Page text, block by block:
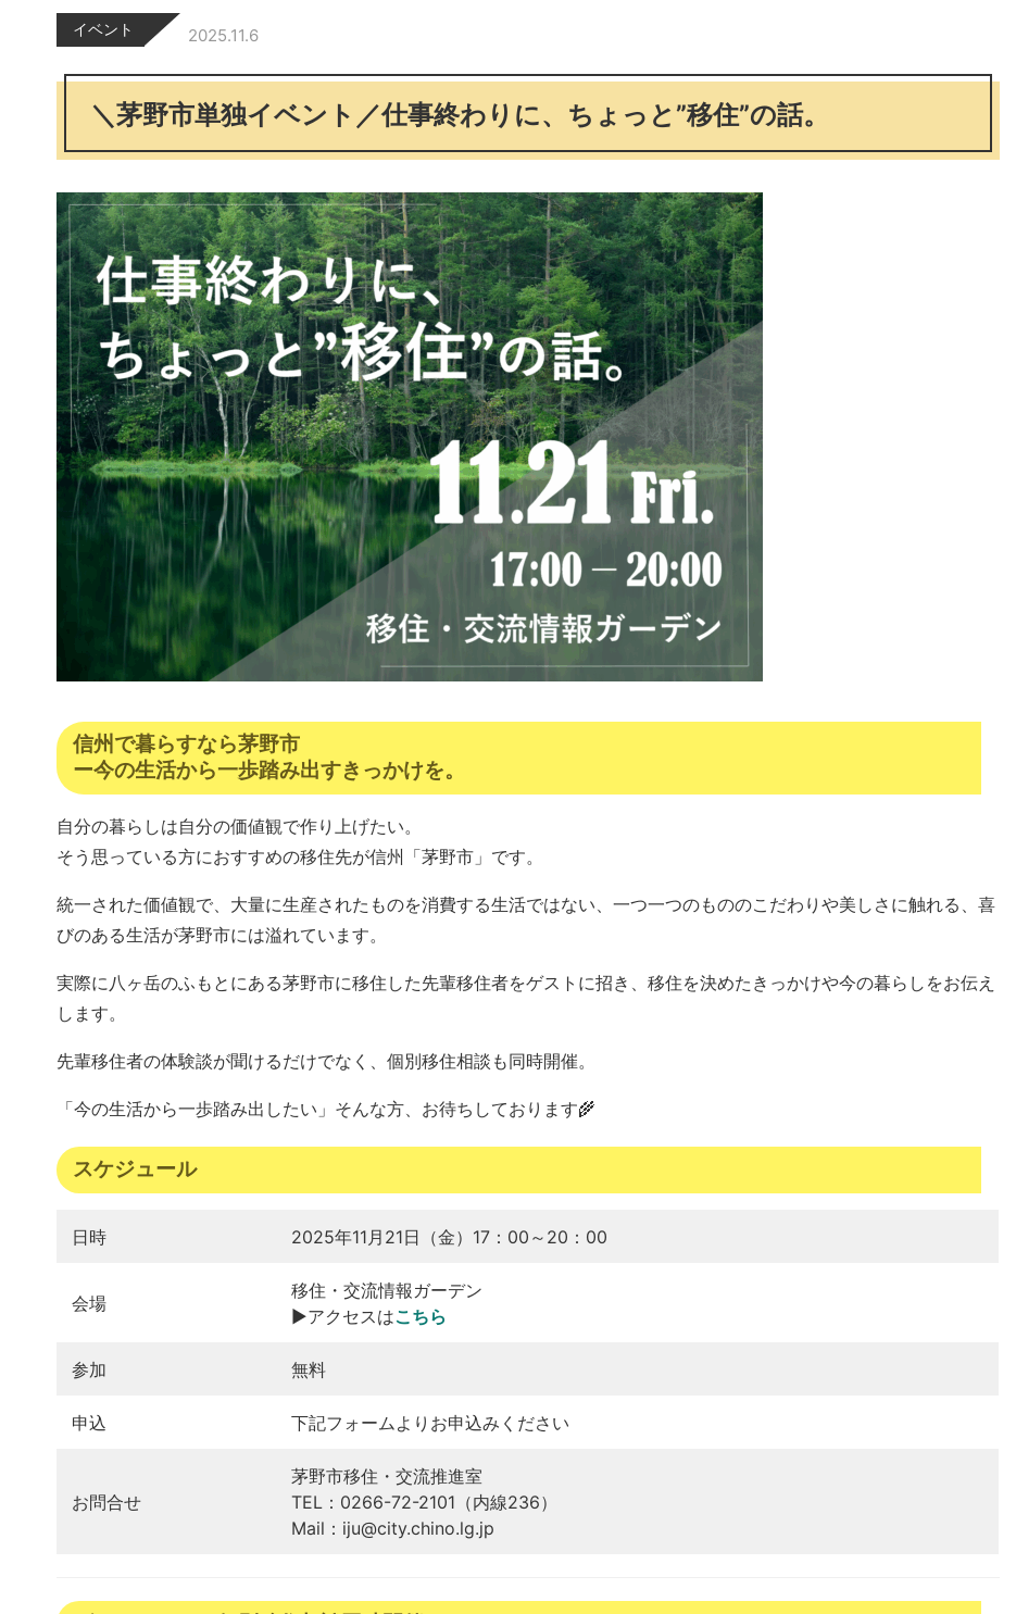
イベント 2025.11.6
＼茅野市単独イベント／仕事終わりに、ちょっと”移住”の話。
信州で暮らすなら茅野市
ー今の生活から一歩踏み出すきっかけを。
自分の暮らしは自分の価値観で作り上げたい。
そう思っている方におすすめの移住先が信州「茅野市」です。
統一された価値観で、大量に生産されたものを消費する生活ではない、一つ一つのもののこだわりや美しさに触れる、喜
びのある生活が茅野市には溢れています。
実際に八ヶ岳のふもとにある茅野市に移住した先輩移住者をゲストに招き、移住を決めたきっかけや今の暮らしをお伝え
します。
先輩移住者の体験談が聞けるだけでなく、個別移住相談も同時開催。
「今の生活から一歩踏み出したい」そんな方、お待ちしております🌾
スケジュール
日時 2025年11月21日（金）17：00～20：00
会場
移住・交流情報ガーデン
▶アクセスはこちら
参加 無料
申込 下記フォームよりお申込みください
お問合せ
茅野市移住・交流推進室
TEL：0266-72-2101（内線236）
Mail：iju@city.chino.lg.jp